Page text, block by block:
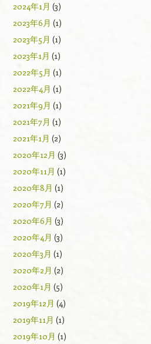
2024年1月 (3)
2023年6月 (1)
2023年5月 (1)
2023年1月 (1)
2022年5月 (1)
2022年4月 (1)
2021年9月 (1)
2021年7月 (1)
2021年1月 (2)
2020年12月 (3)
2020年11月 (1)
2020年8月 (1)
2020年7月 (2)
2020年6月 (3)
2020年4月 (3)
2020年3月 (1)
2020年2月 (2)
2020年1月 (5)
2019年12月 (4)
2019年11月 (1)
2019年10月 (1)